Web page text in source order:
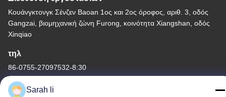
Κουάνγκτονγκ Σένζεν Baoan 1ος και 2ος όροφος, αριθ. 3, οδός
Gangzai, βιομηχανική ζώνη Furong, κοινότητα Xiangshan, οδός
Xinqiao
τηλ
86-0755-27097532-8:30
Sarah li